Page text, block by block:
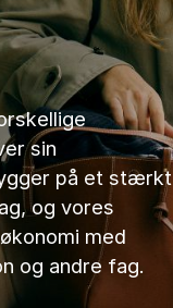
sin
på et stærkt
og vores
med
og andre fag.